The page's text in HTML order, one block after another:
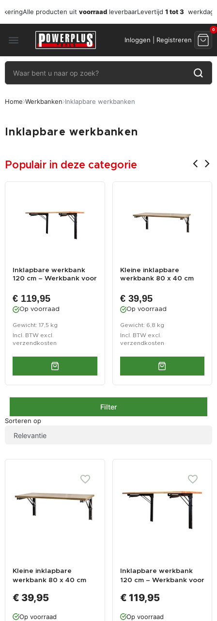
Alle producten uit voorraad leverbaarLevertijd 1 tot 3
menu Inloggen | Registreren
0
Home Werkbanken Inklapbare werkbanken
Inklapbare werkbanken
Populair in deze categorie
Inklapbare werkbank
120 cm – Werkbank voor
€ 119,95
Op voorraad
Gewicht: 17,5 kg
Incl. BTW excl.
verzendkosten
Kleine inklapbare
werkbank 80 x 40 cm
€ 39,95
Op voorraad
Gewicht: 6,8 kg
Incl. BTW excl.
verzendkosten
Filter
Sorteren op
Kleine inklapbare
werkbank 80 x 40 cm
in bedrijfswagen of
€ 39,95
Op voorraad
Inklapbare werkbank
120 cm – Werkbank voor
muur – inklapbaar
€ 119,95
Op voorraad